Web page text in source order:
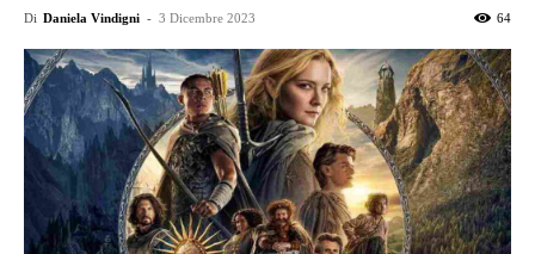
Di Daniela Vindigni - 3 Dicembre 2023 64